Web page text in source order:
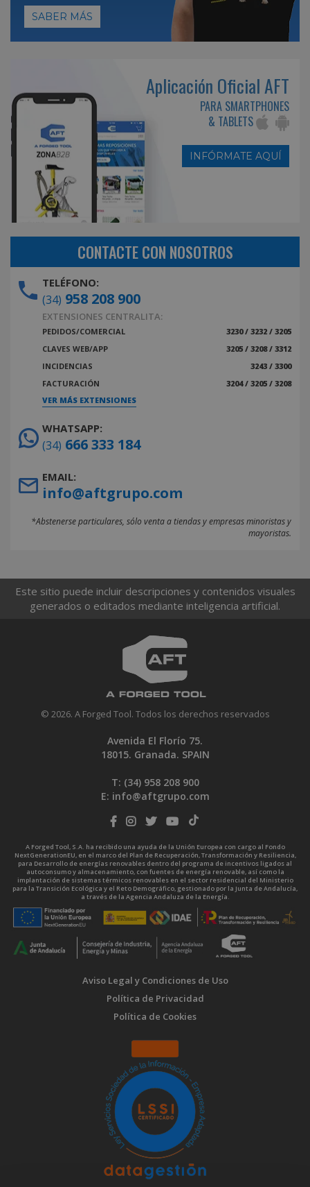
SABER MÁS
Aplicación Oficial AFT
PARA SMARTPHONES
& TABLETS
INFÓRMATE AQUÍ
CONTACTE CON NOSOTROS
TELÉFONO:
(34) 958 208 900
EXTENSIONES CENTRALITA:
PEDIDOS/COMERCIAL
3230 / 3232 / 3205
CLAVES WEB/APP
3205 / 3208 / 3312
INCIDENCIAS
3243 / 3300
FACTURACIÓN
3204 / 3205 / 3208
VER MÁS EXTENSIONES
WHATSAPP:
(34) 666 333 184
EMAIL:
info@aftgrupo.com
*Abstenerse particulares, sólo venta a tiendas y empresas minoristas y
mayoristas.
Este sitio puede incluir descripciones y contenidos visuales
generados o editados mediante inteligencia artificial.
© 2026. A Forged Tool. Todos los derechos reservados
Avenida El Florío 75.
18015. Granada. SPAIN
T: (34) 958 208 900
E: info@aftgrupo.com
A Forged Tool, S.A. ha recibido una ayuda de la Unión Europea con cargo al Fondo
NextGenerationEU, en el marco del Plan de Recuperación, Transformación y Resiliencia,
para Desarrollo de energías renovables dentro del programa de incentivos ligados al
autoconsumo y almacenamiento, con fuentes de energía renovable, así como la
implantación de sistemas térmicos renovables en el sector residencial del Ministerio
para la Transición Ecológica y el Reto Demográfico, gestionado por la Junta de Andalucía,
a través de la Agencia Andaluza de la Energía.
Aviso Legal y Condiciones de Uso
Política de Privacidad
Política de Cookies